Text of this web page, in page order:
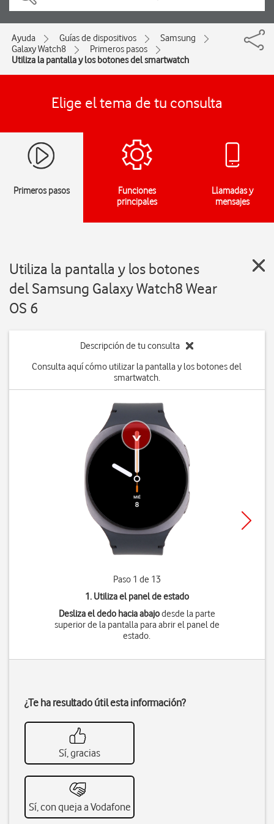
Ayuda Guías de dispositivos
Samsung
Galaxy Watch8
Primeros pasos
Utiliza la pantalla y los botones del smartwatch
Elige el tema de tu consulta
Primeros pasos
Funciones
principales
Llamadas y
mensajes
Utiliza la pantalla y los botones
del Samsung Galaxy Watch8 Wear
OS 6
Descripción de tu consulta
Consulta aquí cómo utilizar la pantalla y los botones del
smartwatch.
Paso 1 de 13
1. Utiliza el panel de estado
Desliza el dedo hacia abajodesde la parte
superior de la pantalla para abrir el panel de
estado.
¿Te ha resultado útil esta información?
Sí, gracias
Sí, con queja a Vodafone